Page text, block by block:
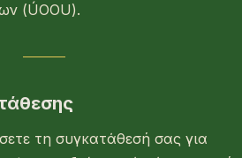
(ÚOOU).
τη συγκατάθεσή σας για